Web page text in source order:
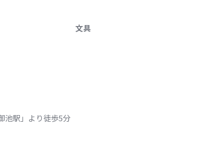
文具
池駅」より徒歩5分